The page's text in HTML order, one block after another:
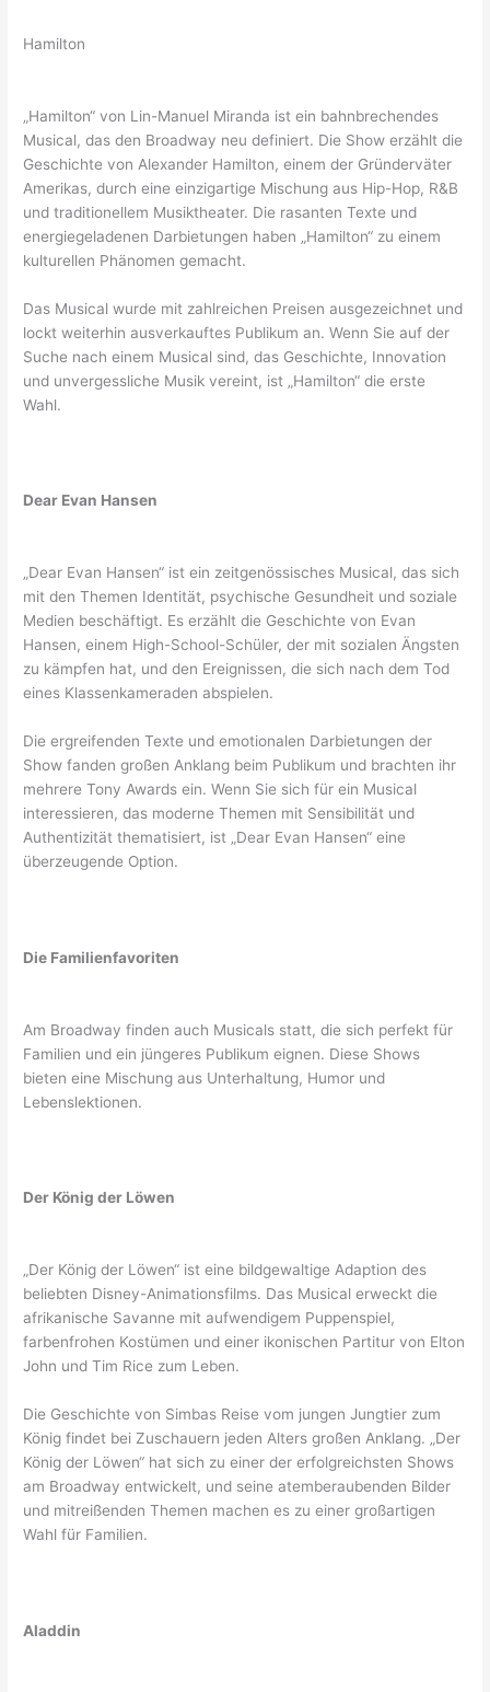
Hamilton
„Hamilton“ von Lin-Manuel Miranda ist ein bahnbrechendes
Musical, das den Broadway neu definiert. Die Show erzählt die
Geschichte von Alexander Hamilton, einem der Gründerväter
Amerikas, durch eine einzigartige Mischung aus Hip-Hop, R&B
und traditionellem Musiktheater. Die rasanten Texte und
energiegeladenen Darbietungen haben „Hamilton“ zu einem
kulturellen Phänomen gemacht.
Das Musical wurde mit zahlreichen Preisen ausgezeichnet und
lockt weiterhin ausverkauftes Publikum an. Wenn Sie auf der
Suche nach einem Musical sind, das Geschichte, Innovation
und unvergessliche Musik vereint, ist „Hamilton“ die erste
Wahl.
Dear Evan Hansen
„Dear Evan Hansen“ ist ein zeitgenössisches Musical, das sich
mit den Themen Identität, psychische Gesundheit und soziale
Medien beschäftigt. Es erzählt die Geschichte von Evan
Hansen, einem High-School-Schüler, der mit sozialen Ängsten
zu kämpfen hat, und den Ereignissen, die sich nach dem Tod
eines Klassenkameraden abspielen.
Die ergreifenden Texte und emotionalen Darbietungen der
Show fanden großen Anklang beim Publikum und brachten ihr
mehrere Tony Awards ein. Wenn Sie sich für ein Musical
interessieren, das moderne Themen mit Sensibilität und
Authentizität thematisiert, ist „Dear Evan Hansen“ eine
überzeugende Option.
Die Familienfavoriten
Am Broadway finden auch Musicals statt, die sich perfekt für
Familien und ein jüngeres Publikum eignen. Diese Shows
bieten eine Mischung aus Unterhaltung, Humor und
Lebenslektionen.
Der König der Löwen
„Der König der Löwen“ ist eine bildgewaltige Adaption des
beliebten Disney-Animationsfilms. Das Musical erweckt die
afrikanische Savanne mit aufwendigem Puppenspiel,
farbenfrohen Kostümen und einer ikonischen Partitur von Elton
John und Tim Rice zum Leben.
Die Geschichte von Simbas Reise vom jungen Jungtier zum
König findet bei Zuschauern jeden Alters großen Anklang. „Der
König der Löwen“ hat sich zu einer der erfolgreichsten Shows
am Broadway entwickelt, und seine atemberaubenden Bilder
und mitreißenden Themen machen es zu einer großartigen
Wahl für Familien.
Aladdin